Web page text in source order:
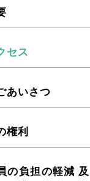
セス
あいさつ
権利
の負担の軽減 及